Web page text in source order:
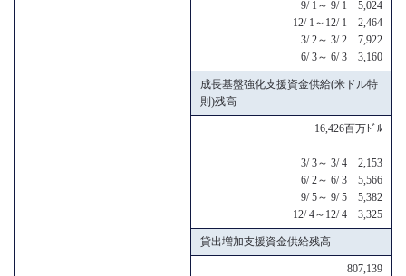
9/ 1～ 9/ 1 5,024
12/ 1～12/ 1 2,464
3/ 2～ 3/ 2 7,922
6/ 3～ 6/ 3 3,160
成長基盤強化支援資金供給(米ドル特
則)残高
16,426百万ﾄﾞﾙ
3/ 3～ 3/ 4 2,153
6/ 2～ 6/ 3 5,566
9/ 5～ 9/ 5 5,382
12/ 4～12/ 4 3,325
貸出増加支援資金供給残高
807,139